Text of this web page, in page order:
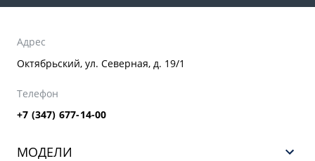
Адрес
Октябрьский, ул. Северная, д. 19/1
Телефон
+7 (347) 677-14-00
МОДЕЛИ